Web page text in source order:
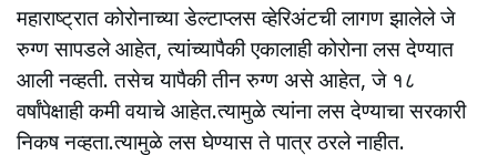
महाराष्ट्रात कोरोनाच्या डेल्टाप्लस व्हेरिअंटची लागण झालेले जे
रुग्ण सापडले आहेत, त्यांच्यापैकी एकालाही कोरोना लस देण्यात
आली नव्हती. तसेच यापैकी तीन रुग्ण असे आहेत, जे १८
वर्षांपेक्षाही कमी वयाचे आहेत.त्यामुळे त्यांना लस देण्याचा सरकारी
निकष नव्हता.त्यामुळे लस घेण्यास ते पात्र ठरले नाहीत.